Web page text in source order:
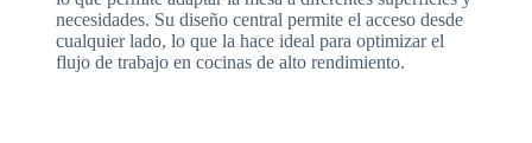
necesidades. Su diseño central permite el acceso desde
cualquier lado, lo que la hace ideal para optimizar el
flujo de trabajo en cocinas de alto rendimiento.